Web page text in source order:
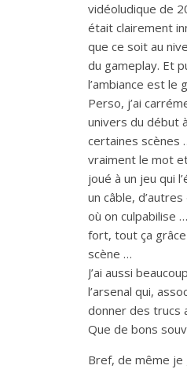
vidéoludique de
était clairement
que ce soit au
du gameplay. Et
l’ambiance est le
Perso, j’ai
univers du début
certaines scènes
vraiment le mot
joué à un jeu qui
un câble,
où on culpabilise
fort, tout ça
scène …
J’ai aussi
l’arsenal qui,
donner des trucs
Que de bons
Bref, de même je